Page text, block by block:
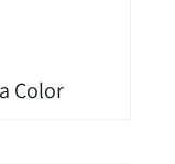
Color